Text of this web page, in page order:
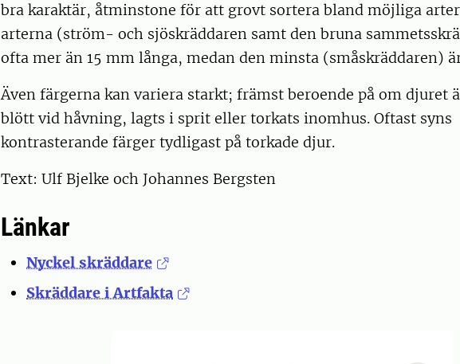
bra karaktär, åtminstone för att grovt sortera bland möjliga
arterna (ström- och sjöskräddaren samt den bruna
ofta mer än 15 mm långa, medan den minsta (småskräddaren)
Även färgerna kan variera starkt; främst beroende på om djuret
blött vid håvning, lagts i sprit eller torkats inomhus. Oftast syns
kontrasterande färger tydligast på torkade djur.
Text: Ulf Bjelke och Johannes Bergsten
Länkar
Nyckel skräddare
Skräddare i Artfakta